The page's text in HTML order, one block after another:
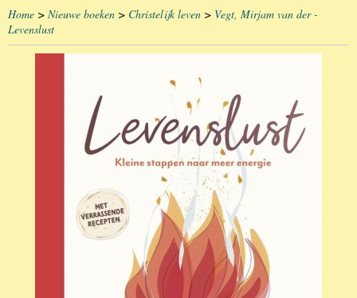
Home > Nieuwe boeken > Christelijk leven > Vegt, Mirjam van der -
Levenslust